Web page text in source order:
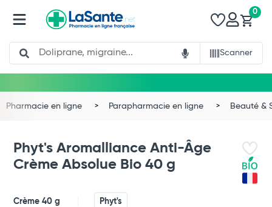
Search
Scanner
0
Pharmacie en ligne Parapharmacie en ligne Beauté &
Phyt's Aromalliance Anti-Âge
Crème Absolue Bio 40 g
Crème 40 g Phyt's